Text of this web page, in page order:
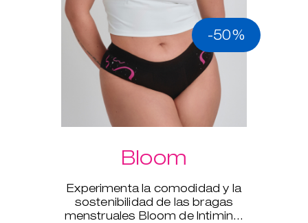
-50%
Bloom
Experimenta la comodidad y la
sostenibilidad de las bragas
menstruales Bloom de Intimina,